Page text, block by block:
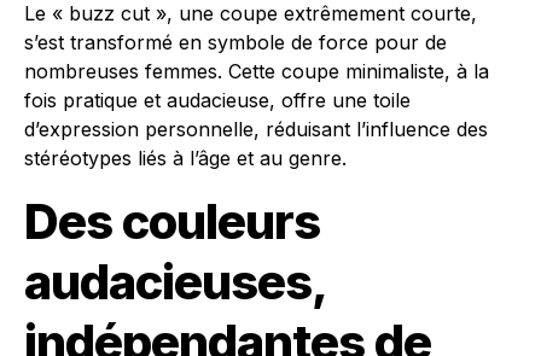
Le « buzz cut », une coupe extrêmement courte,
s’est transformé en symbole de force pour de
nombreuses femmes. Cette coupe minimaliste, à la
fois pratique et audacieuse, offre une toile
d’expression personnelle, réduisant l’influence des
stéréotypes liés à l’âge et au genre.
Des couleurs
audacieuses,
indépendantes de